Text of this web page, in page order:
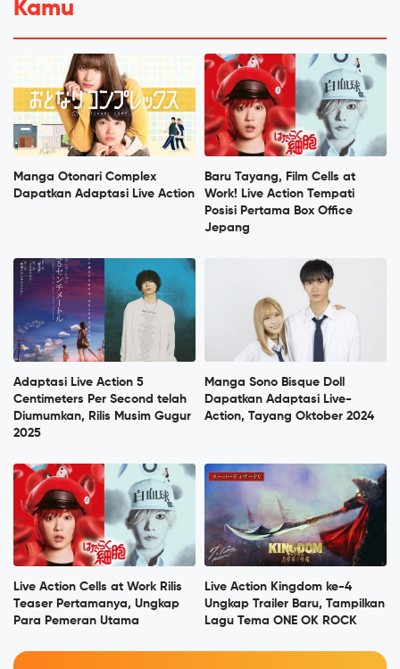
Kamu
Manga Otonari Complex
Dapatkan Adaptasi Live Action
Baru Tayang, Film Cells at
Work! Live Action Tempati
Posisi Pertama Box Office
Jepang
Adaptasi Live Action 5
Centimeters Per Second telah
Diumumkan, Rilis Musim Gugur
2025
Manga Sono Bisque Doll
Dapatkan Adaptasi Live-
Action, Tayang Oktober 2024
Live Action Cells at Work Rilis
Teaser Pertamanya, Ungkap
Para Pemeran Utama
Live Action Kingdom ke-4
Ungkap Trailer Baru, Tampilkan
Lagu Tema ONE OK ROCK